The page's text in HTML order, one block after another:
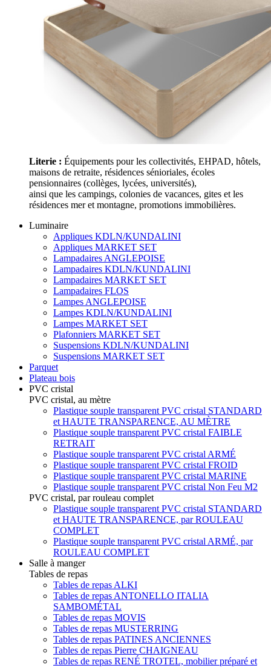
Literie : Équipements pour les collectivités, EHPAD, hôtels,
maisons de retraite, résidences sénioriales, écoles
pensionnaires (collèges, lycées, universités),
ainsi que les campings, colonies de vacances, gites et les
résidences mer et montagne, promotions immobilières.
Luminaire
Appliques KDLN/KUNDALINI
Appliques MARKET SET
Lampadaires ANGLEPOISE
Lampadaires KDLN/KUNDALINI
Lampadaires MARKET SET
Lampadaires FLOS
Lampes ANGLEPOISE
Lampes KDLN/KUNDALINI
Lampes MARKET SET
Plafonniers MARKET SET
Suspensions KDLN/KUNDALINI
Suspensions MARKET SET
Parquet
Plateau bois
PVC cristal
PVC cristal, au mètre
Plastique souple transparent PVC cristal STANDARD
et HAUTE TRANSPARENCE, AU MÈTRE
Plastique souple transparent PVC cristal FAIBLE
RETRAIT
Plastique souple transparent PVC cristal ARMÉ
Plastique souple transparent PVC cristal FROID
Plastique souple transparent PVC cristal MARINE
Plastique souple transparent PVC cristal Non Feu M2
PVC cristal, par rouleau complet
Plastique souple transparent PVC cristal STANDARD
et HAUTE TRANSPARENCE, par ROULEAU
COMPLET
Plastique souple transparent PVC cristal ARMÉ, par
ROULEAU COMPLET
Salle à manger
Tables de repas
Tables de repas ALKI
Tables de repas ANTONELLO ITALIA
SAMBOMÉTAL
Tables de repas MOVIS
Tables de repas MUSTERRING
Tables de repas PATINES ANCIENNES
Tables de repas Pierre CHAIGNEAU
Tables de repas RENÉ TROTEL, mobilier préparé et